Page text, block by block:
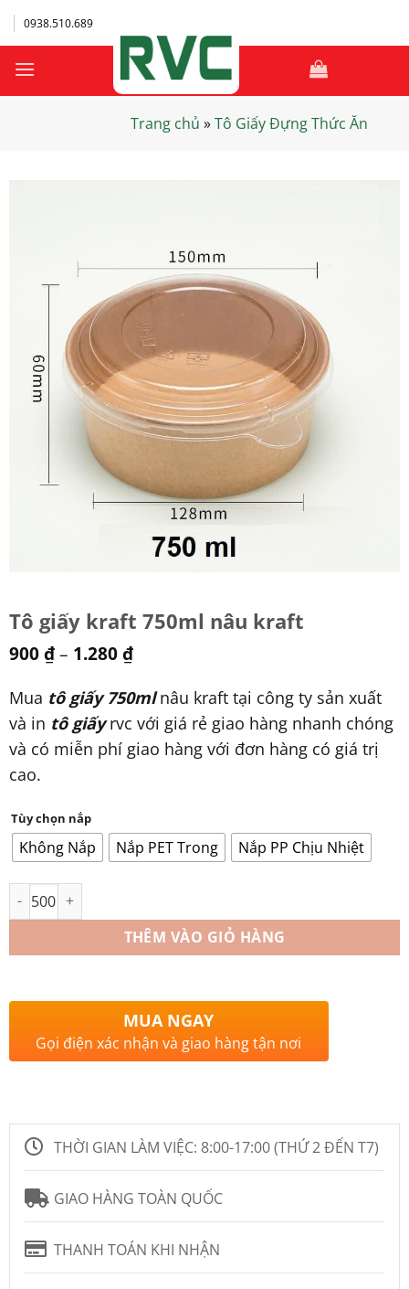
Bỏ
qua
dung
0938.510.689
Trang chủ »Tô Giấy Đựng Thức Ăn
Tô giấy kraft 750ml nâu kraft
900₫– 1.280₫
Mua tô giấy 750mlnâu kraft tại công ty sản xuất
và in tô giấyrvc với giá rẻ giao hàng nhanh chóng
và có miễn phí giao hàng với đơn hàng có giá trị
cao.
Tùy chọn nắp
Không Nắp Nắp PET Trong Nắp PP Chịu Nhiệt
Số lượng
THÊM VÀO GIỎ HÀNG
MUA NGAY
Gọi điện xác nhận và giao hàng tận nơi
THỜI GIAN LÀM VIỆC: 8:00-17:00 (THỨ 2 ĐẾN T7)
GIAO HÀNG TOÀN QUỐC
THANH TOÁN KHI NHẬN